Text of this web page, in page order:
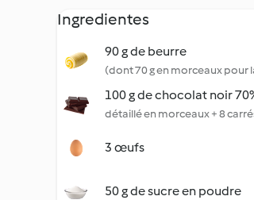
Ingredientes
90 g de beurre
(dont 70 g en morceaux pour
100 g de chocolat noir
détaillé en morceaux + 8
3 œufs
50 g de sucre en poudre